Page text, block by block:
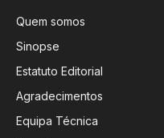
Quem somos
Sinopse
Estatuto Editorial
Agradecimentos
Equipa Técnica